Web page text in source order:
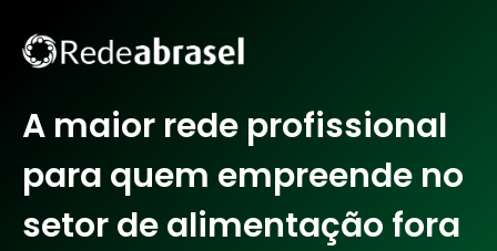
A maior rede profissional
para quem empreende no
setor de alimentação fora